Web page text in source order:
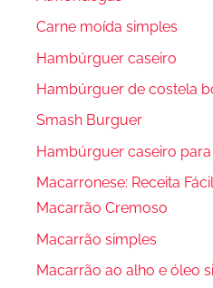
Carne moída simples
Hambúrguer caseiro
Hambúrguer de costela
Smash Burguer
Hambúrguer caseiro
Macarronese: Receita
Macarrão Cremoso
Macarrão simples
Macarrão ao alho e óleo